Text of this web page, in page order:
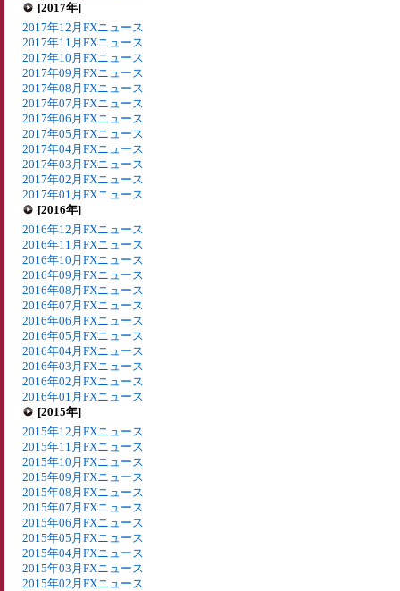
[2017年]
2017年12月FXニュース
2017年11月FXニュース
2017年10月FXニュース
2017年09月FXニュース
2017年08月FXニュース
2017年07月FXニュース
2017年06月FXニュース
2017年05月FXニュース
2017年04月FXニュース
2017年03月FXニュース
2017年02月FXニュース
2017年01月FXニュース
[2016年]
2016年12月FXニュース
2016年11月FXニュース
2016年10月FXニュース
2016年09月FXニュース
2016年08月FXニュース
2016年07月FXニュース
2016年06月FXニュース
2016年05月FXニュース
2016年04月FXニュース
2016年03月FXニュース
2016年02月FXニュース
2016年01月FXニュース
[2015年]
2015年12月FXニュース
2015年11月FXニュース
2015年10月FXニュース
2015年09月FXニュース
2015年08月FXニュース
2015年07月FXニュース
2015年06月FXニュース
2015年05月FXニュース
2015年04月FXニュース
2015年03月FXニュース
2015年02月FXニュース